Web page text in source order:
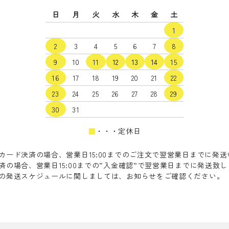
日 月 火 水 木 金
土
1
2
3 4 5 6 7
8
9
10 11 12 13 14
15
16
17 18 19 20 21
22
23
24 25 26 27 28
29
30
31
■ ・・・定休日
ード決済の場合、営業日15:00までのご注文で翌営業日までに発送
の場合、営業日15:00までの”入金確認”で翌営業日までに発送致し
発送スケジュールに関しましては、お知らせをご確認ください。